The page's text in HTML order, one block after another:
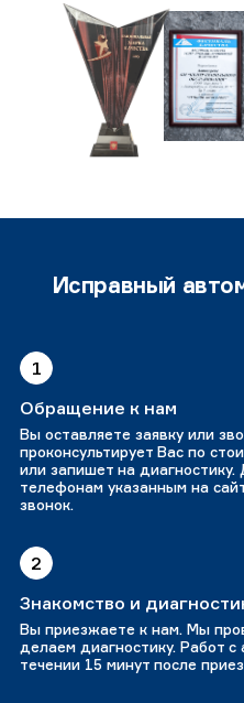
Исправный
1
Обращение к нам
Вы оставляете заявку или
проконсультирует Вас по
или запишет на диагностику.
телефонам указанным на
звонок.
2
Знакомство и
Вы приезжаете к нам. Мы
делаем диагностику. Работ
течении 15 минут после